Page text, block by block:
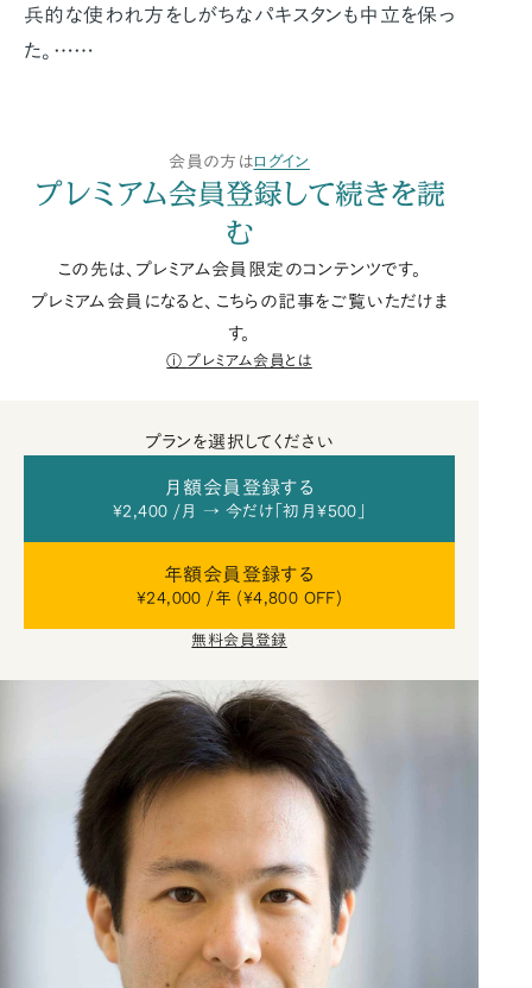
兵的な使われ方をしがちなパキスタンも中立を保っ
た。……
会員の方はログイン
プレミアム会員登録して続きを読
む
この先は、プレミアム会員限定のコンテンツです。
プレミアム会員になると、こちらの記事をご覧いただけま
す。
プレミアム会員とは
プランを選択してください
月額会員登録する
¥2,400 /月 → 今だけ「初月¥500」
年額会員登録する
¥24,000 /年 (¥4,800 OFF)
無料会員登録